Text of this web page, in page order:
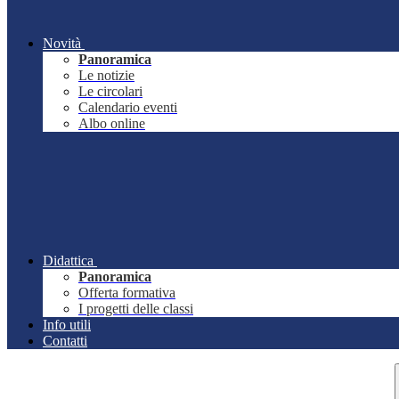
Novità
Panoramica
Le notizie
Le circolari
Calendario eventi
Albo online
Didattica
Panoramica
Offerta formativa
I progetti delle classi
Info utili
Contatti